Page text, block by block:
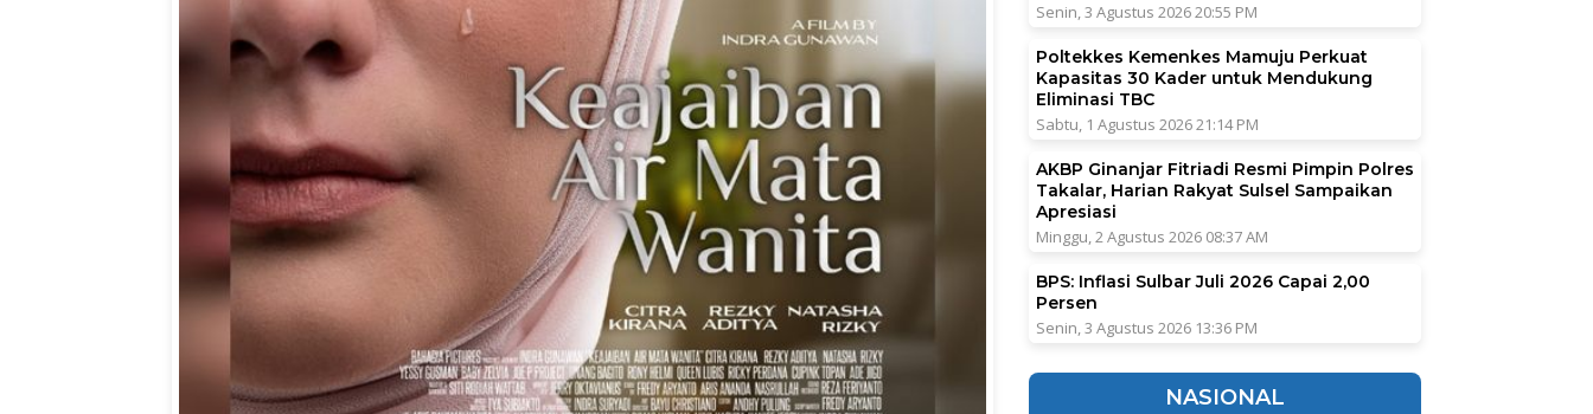
Senin, 3 Agustus 2026 20:55 PM
Poltekkes Kemenkes Mamuju Perkuat
Kapasitas 30 Kader untuk Mendukung
Eliminasi TBC
Sabtu, 1 Agustus 2026 21:14 PM
AKBP Ginanjar Fitriadi Resmi Pimpin Polres
Takalar, Harian Rakyat Sulsel Sampaikan
Apresiasi
Minggu, 2 Agustus 2026 08:37 AM
BPS: Inflasi Sulbar Juli 2026 Capai 2,00
Persen
Senin, 3 Agustus 2026 13:36 PM
NASIONAL